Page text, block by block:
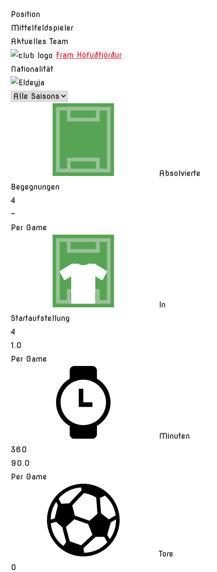
Position
Mittelfeldspieler
Aktuelles Team
Fram Höfuðfjörður
Nationalität
Absolvierte
Begegnungen
4
-
Per Game
In
Startaufstellung
4
1.0
Per Game
Minuten
360
90.0
Per Game
Tore
0